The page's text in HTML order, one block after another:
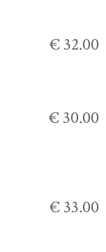
€ 32.00
€ 30.00
€ 33.00